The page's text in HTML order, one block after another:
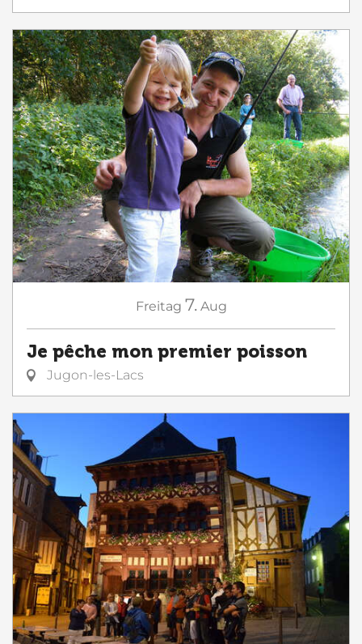
Freitag 7. Aug
Je pêche mon premier poisson
Jugon-les-Lacs